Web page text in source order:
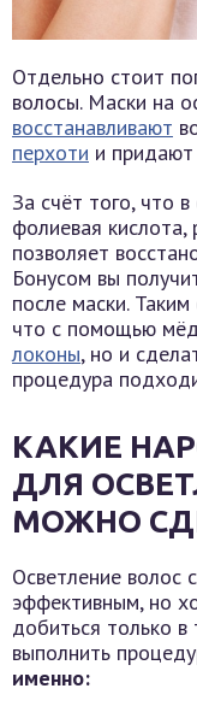
Отдельно стоит
волосы. Маски на
восстанавливают
перхоти и
За счёт того, что
фолиевая кислота,
позволяет
Бонусом вы
после маски.
что с помощью
локоны, но и
процедура
КАКИЕ
ДЛЯ
МОЖНО
Осветление волос
эффективным, но
добиться только в
выполнить
именно: